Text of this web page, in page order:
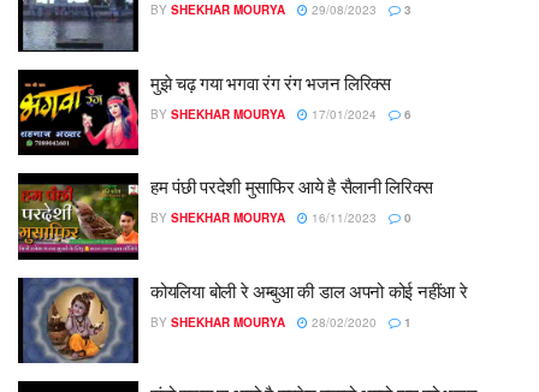
BY SHEKHAR MOURYA 29/08/2023 3
मुझे चढ़ गया भगवा रंग रंग भजन लिरिक्स
BY SHEKHAR MOURYA 17/01/2024 6
हम पंछी परदेशी मुसाफिर आये है सैलानी लिरिक्स
BY SHEKHAR MOURYA 16/11/2023 0
कोयलिया बोली रे अम्बुआ की डाल अपनो कोई नहींआ रे
BY SHEKHAR MOURYA 28/02/2020 1